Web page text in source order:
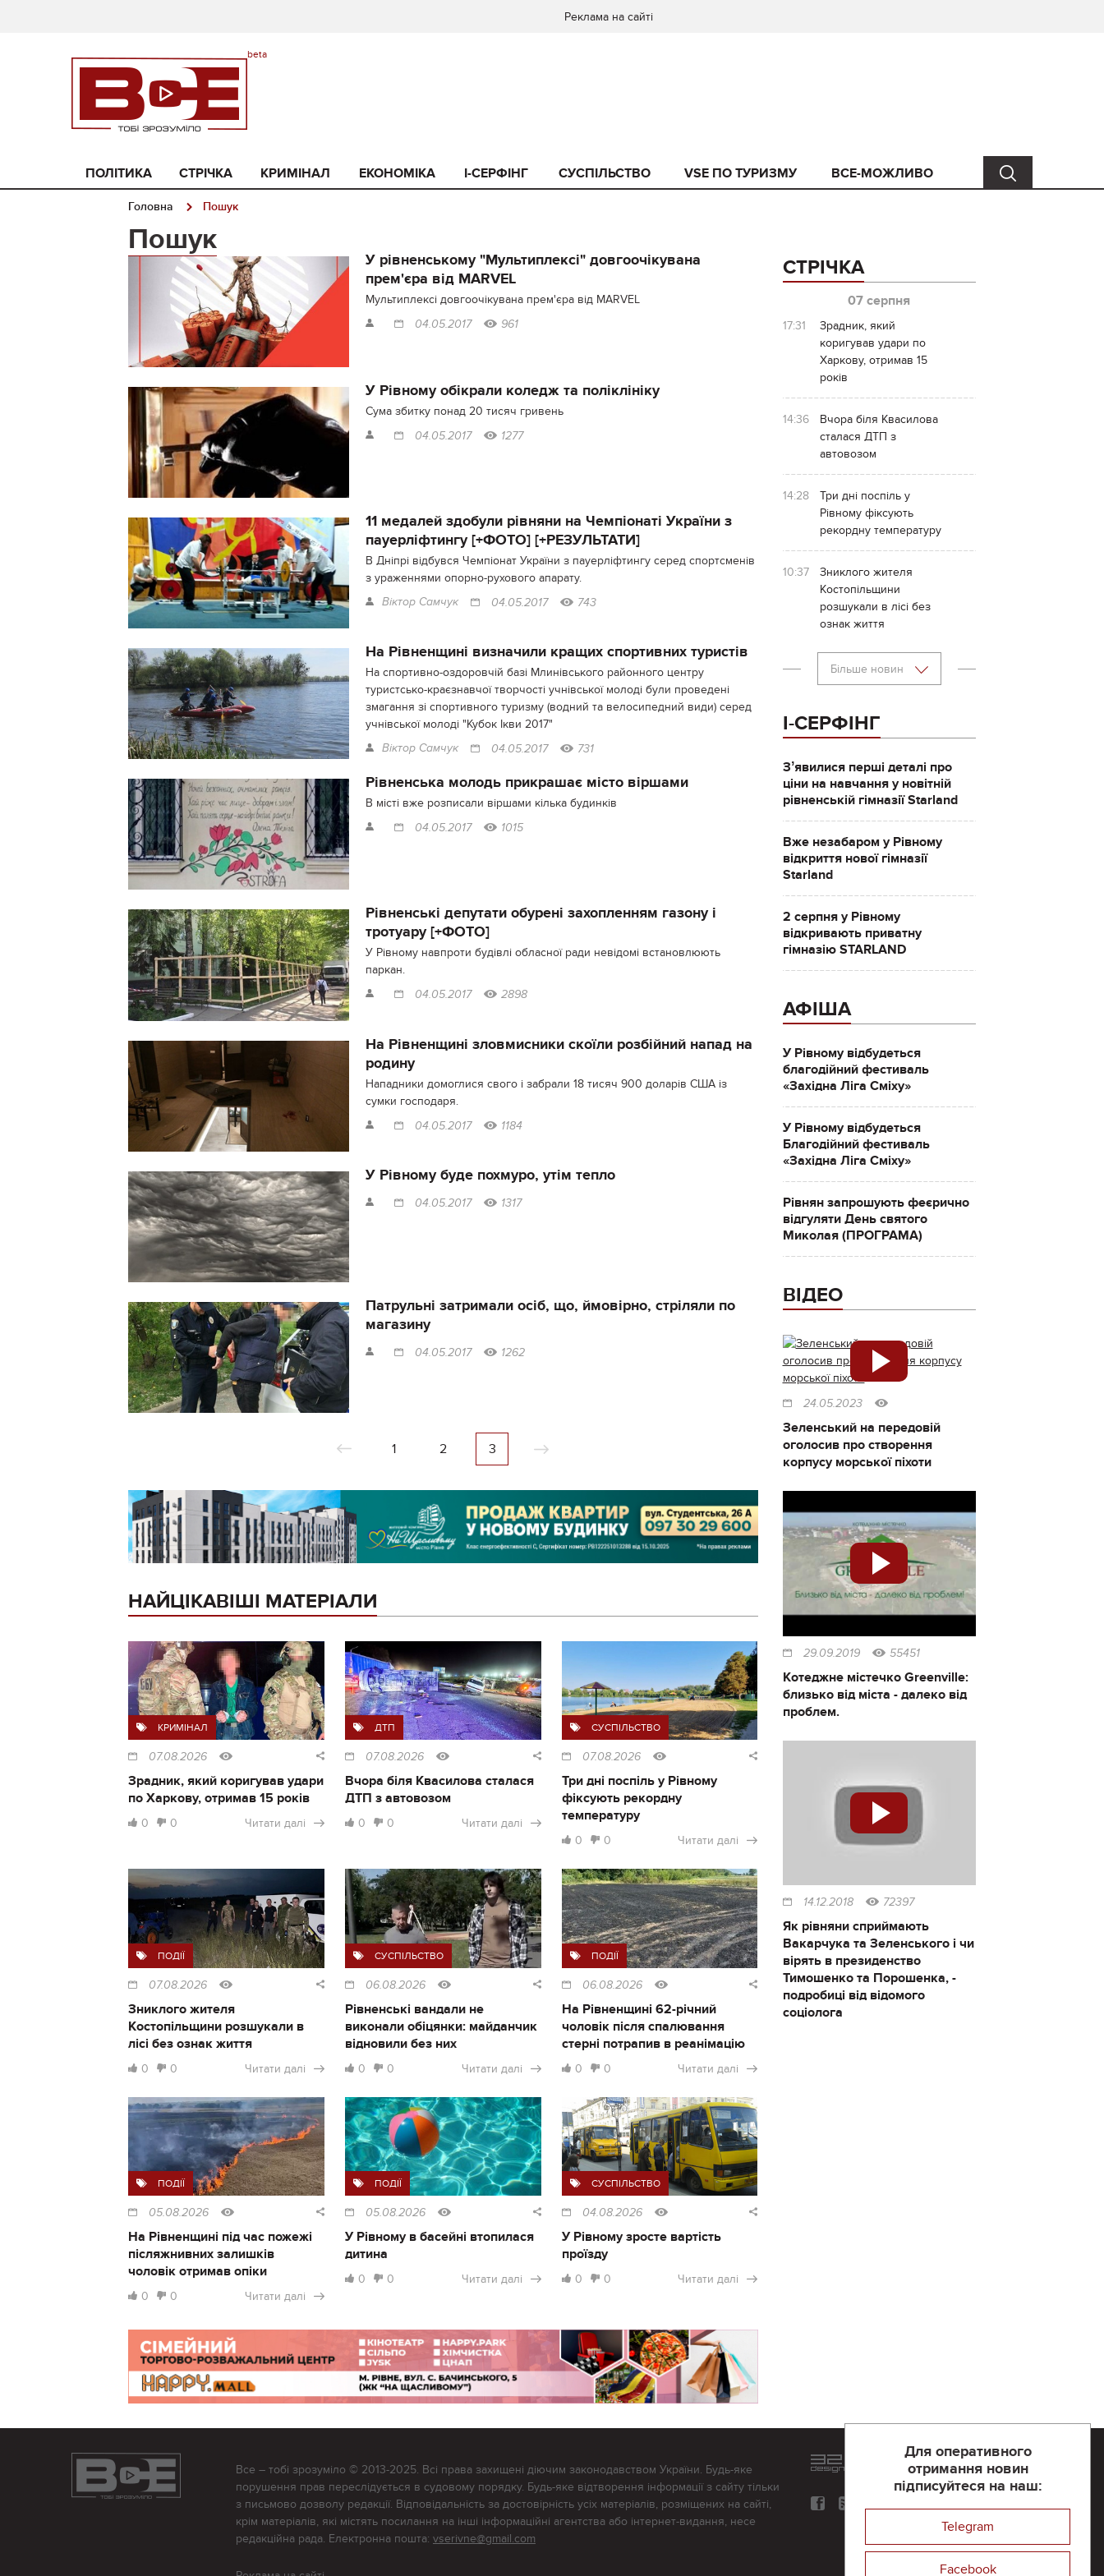
Реклама на сайті
ПОЛІТИКА СТРІЧКА КРИМІНАЛ ЕКОНОМІКА I-СЕРФІНГ СУСПІЛЬСТВО VSE ПО ТУРИЗМУ ВСЕ-МОЖЛИВО
Головна Пошук
Пошук
У рівненському "Мультиплексі" довгоочікувана
прем'єра від MARVEL
Мультиплексі довгоочікувана прем'єра від MARVEL
04.05.2017 961
У Рівному обікрали коледж та поліклініку
Сума збитку понад 20 тисяч гривень
04.05.2017 1277
11 медалей здобули рівняни на Чемпіонаті України з
пауерліфтингу [+ФОТО] [+РЕЗУЛЬТАТИ]
В Дніпрі відбувся Чемпіонат України з пауерліфтингу серед спортсменів
з ураженнями опорно-рухового апарату.
Віктор Самчук 04.05.2017 743
На Рівненщині визначили кращих спортивних туристів
На спортивно-оздоровчій базі Млинівського районного центру
туристсько-краєзнавчої творчості учнівської молоді були проведені
змагання зі спортивного туризму (водний та велосипедний види) серед
учнівської молоді "Кубок Ікви 2017"
Віктор Самчук 04.05.2017 731
Рівненська молодь прикрашає місто віршами
В місті вже розписали віршами кілька будинків
04.05.2017 1015
Рівненські депутати обурені захопленням газону і
тротуару [+ФОТО]
У Рівному навпроти будівлі обласної ради невідомі встановлюють
паркан.
04.05.2017 2898
На Рівненщині зловмисники скоїли розбійний напад на
родину
Нападники домоглися свого і забрали 18 тисяч 900 доларів США із
сумки господаря.
04.05.2017 1184
У Рівному буде похмуро, утім тепло
04.05.2017 1317
Патрульні затримали осіб, що, ймовірно, стріляли по
магазину
04.05.2017 1262
1 2 3
НАЙЦІКАВІШІ МАТЕРІАЛИ
КРИМІНАЛ
07.08.2026
Зрадник, який коригував удари
по Харкову, отримав 15 років
0 0 Читати далі
ДТП
07.08.2026
Вчора біля Квасилова сталася
ДТП з автовозом
0 0 Читати далі
СУСПІЛЬСТВО
07.08.2026
Три дні поспіль у Рівному
фіксують рекордну
температуру
0 0 Читати далі
ПОДІЇ
07.08.2026
Зниклого жителя
Костопільщини розшукали в
лісі без ознак життя
0 0 Читати далі
СУСПІЛЬСТВО
06.08.2026
Рівненські вандали не
виконали обіцянки: майданчик
відновили без них
0 0 Читати далі
ПОДІЇ
06.08.2026
На Рівненщині 62-річний
чоловік після спалювання
стерні потрапив в реанімацію
0 0 Читати далі
ПОДІЇ
05.08.2026
На Рівненщині під час пожежі
післяжнивних залишків
чоловік отримав опіки
0 0 Читати далі
ПОДІЇ
05.08.2026
У Рівному в басейні втопилася
дитина
0 0 Читати далі
СУСПІЛЬСТВО
04.08.2026
У Рівному зросте вартість
проїзду
0 0 Читати далі
СТРІЧКА
07 серпня
17:31
Зрадник, який
коригував удари по
Харкову, отримав 15
років
14:36
Вчора біля Квасилова
сталася ДТП з
автовозом
14:28
Три дні поспіль у
Рівному фіксують
рекордну температуру
10:37
Зниклого жителя
Костопільщини
розшукали в лісі без
ознак життя
Більше новин
І-СЕРФІНГ
Зʼявилися перші деталі про
ціни на навчання у новітній
рівненській гімназії Starland
Вже незабаром у Рівному
відкриття нової гімназії
Starland
2 серпня у Рівному
відкривають приватну
гімназію STARLAND
АФІША
У Рівному відбудеться
благодійний фестиваль
«Західна Ліга Сміху»
У Рівному відбудеться
Благодійний фестиваль
«Західна Ліга Сміху»
Рівнян запрошують феєрично
відгуляти День святого
Миколая (ПРОГРАМА)
ВІДЕО
24.05.2023
Зеленський на передовій
оголосив про створення
корпусу морської піхоти
29.09.2019 55451
Котеджне містечко Greenville:
близько від міста - далеко від
проблем.
14.12.2018 72397
Як рівняни сприймають
Вакарчука та Зеленського і чи
вірять в президенство
Тимошенко та Порошенка, -
подробиці від відомого
соціолога
Для оперативного
отримання новин
підписуйтеся на наш:
Telegram
Facebook
Все – тобі зрозуміло © 2013-2025. Всі права захищені діючим законодавством України. Будь-яке
порушення прав переслідується в судовому порядку. Будь-яке відтворення інформації з сайту тільки
з письмово дозволу редакції. Відповідальність за достовірність усіх матеріалів, розміщених на сайті,
крім матеріалів, які містять посилання на інші інформаційні агентства або інтернет-видання, несе
редакційна рада. Електронна пошта: vserivne@gmail.com
Розроблений та підтримується
компанії 32х32